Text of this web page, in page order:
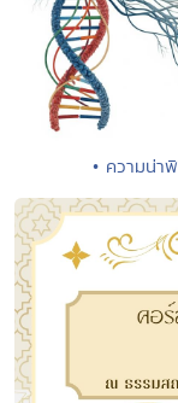
• ความน่า